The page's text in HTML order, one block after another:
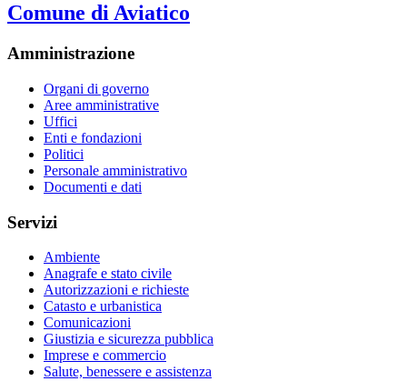
Comune di Aviatico
Amministrazione
Organi di governo
Aree amministrative
Uffici
Enti e fondazioni
Politici
Personale amministrativo
Documenti e dati
Servizi
Ambiente
Anagrafe e stato civile
Autorizzazioni e richieste
Catasto e urbanistica
Comunicazioni
Giustizia e sicurezza pubblica
Imprese e commercio
Salute, benessere e assistenza